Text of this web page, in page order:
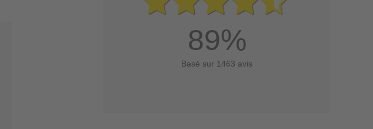
89%
Basé sur 1463 avis